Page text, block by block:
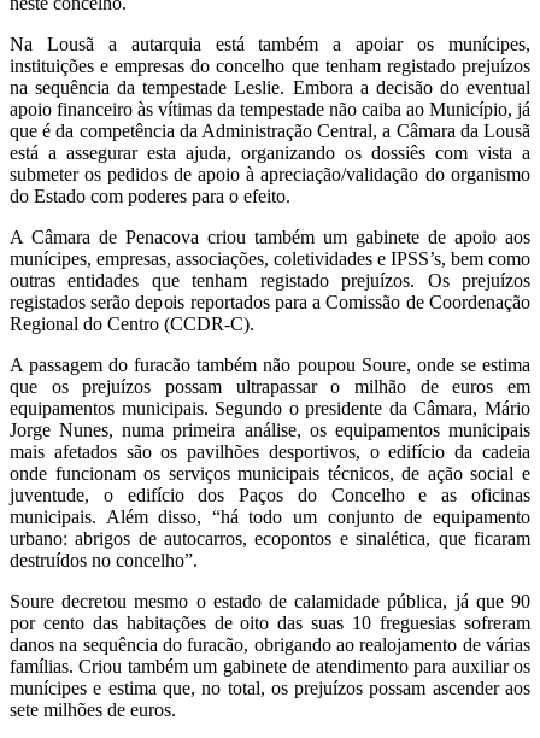
Na Lousã a autarquia está também a apoiar os munícipes,
instituições e empresas do concelho que tenham registado prejuízos
na sequência da tempestade Leslie. Embora a decisão do eventual
apoio financeiro às vítimas da tempestade não caiba ao Município, já
que é da competência da Administração Central, a Câmara da Lousã
está a assegurar esta ajuda, organizando os dossiês com vista a
submeter os pedidos de apoio à apreciação/validação do organismo
do Estado com poderes para o efeito.
A Câmara de Penacova criou também um gabinete de apoio aos
munícipes, empresas, associações, coletividades e IPSS’s, bem como
outras entidades que tenham registado prejuízos. Os prejuízos
registados serão depois reportados para a Comissão de Coordenação
Regional do Centro (CCDR-C).
A passagem do furacão também não poupou Soure, onde se estima
que os prejuízos possam ultrapassar o milhão de euros em
equipamentos municipais. Segundo o presidente da Câmara, Mário
Jorge Nunes, numa primeira análise, os equipamentos municipais
mais afetados são os pavilhões desportivos, o edifício da cadeia
onde funcionam os serviços municipais técnicos, de ação social e
juventude, o edifício dos Paços do Concelho e as oficinas
municipais. Além disso, “há todo um conjunto de equipamento
urbano: abrigos de autocarros, ecopontos e sinalética, que ficaram
destruídos no concelho”.
Soure decretou mesmo o estado de calamidade pública, já que 90
por cento das habitações de oito das suas 10 freguesias sofreram
danos na sequência do furacão, obrigando ao realojamento de várias
famílias. Criou também um gabinete de atendimento para auxiliar os
munícipes e estima que, no total, os prejuízos possam ascender aos
sete milhões de euros.